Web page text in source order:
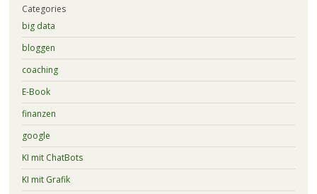
Categories
big data
bloggen
coaching
E-Book
finanzen
google
KI mit ChatBots
KI mit Grafik